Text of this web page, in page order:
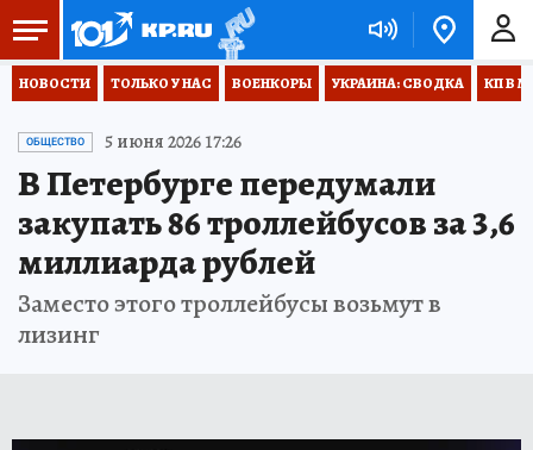
НОВОСТИ ТОЛЬКО У НАС ВОЕНКОРЫ УКРАИНА: СВОДКА КП В
ОБЩЕСТВО 5 июня 2026 17:26
В Петербурге передумали
закупать 86 троллейбусов за 3,6
миллиарда рублей
Заместо этого троллейбусы возьмут в
лизинг